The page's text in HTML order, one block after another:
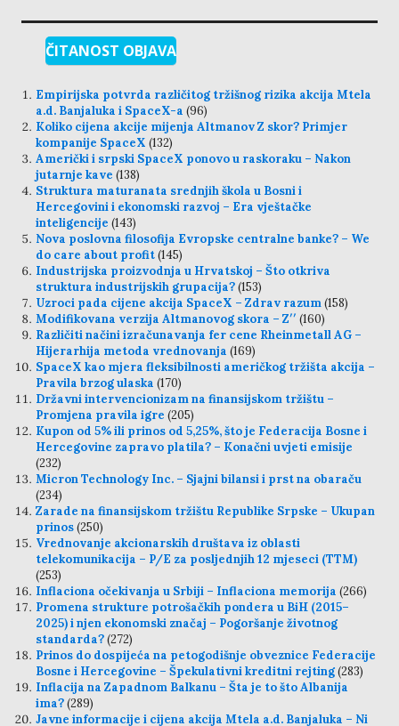
ČITANOST OBJAVA
Empirijska potvrda različitog tržišnog rizika akcija Mtela
a.d. Banjaluka i SpaceX-a (96)
Koliko cijena akcije mijenja Altmanov Z skor? Primjer
kompanije SpaceX (132)
Američki i srpski SpaceX ponovo u raskoraku – Nakon
jutarnje kave (138)
Struktura maturanata srednjih škola u Bosni i
Hercegovini i ekonomski razvoj – Era vještačke
inteligencije (143)
Nova poslovna filosofija Evropske centralne banke? – We
do care about profit(145)
Industrijska proizvodnja u Hrvatskoj – Što otkriva
struktura industrijskih grupacija?(153)
Uzroci pada cijene akcija SpaceX – Zdrav razum(158)
Modifikovana verzija Altmanovog skora – Z′′ (160)
Različiti načini izračunavanja fer cene Rheinmetall AG –
Hijerarhija metoda vrednovanja (169)
SpaceX kao mjera fleksibilnosti američkog tržišta akcija –
Pravila brzog ulaska (170)
Državni intervencionizam na finansijskom tržištu –
Promjena pravila igre (205)
Kupon od 5% ili prinos od 5,25%, što je Federacija Bosne i
Hercegovine zapravo platila? – Konačni uvjeti emisije
(232)
Micron Technology Inc. – Sjajni bilansi i prst na obaraču
(234)
Zarade na finansijskom tržištu Republike Srpske – Ukupan
prinos(250)
Vrednovanje akcionarskih društava iz oblasti
telekomunikacija – P/E za posljednjih 12 mjeseci (TTM)
(253)
Inflaciona očekivanja u Srbiji – Inflaciona memorija (266)
Promena strukture potrošačkih pondera u BiH (2015–
2025) i njen ekonomski značaj – Pogoršanje životnog
standarda?(272)
Prinos do dospijeća na petogodišnje obveznice Federacije
Bosne i Hercegovine – Špekulativni kreditni rejting(283)
Inflacija na Zapadnom Balkanu – Šta je to što Albanija
ima?(289)
Javne informacije i cijena akcija Mtela a.d. Banjaluka – Ni